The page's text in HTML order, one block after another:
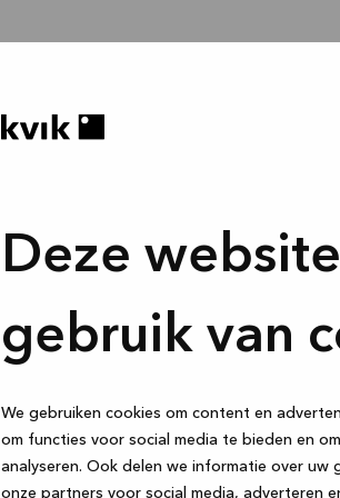
Deze
gebruik van
We gebruiken cookies om content en
om functies voor social media te bieden en
analyseren. Ook delen we informatie over uw
onze partners voor social media, adverteren